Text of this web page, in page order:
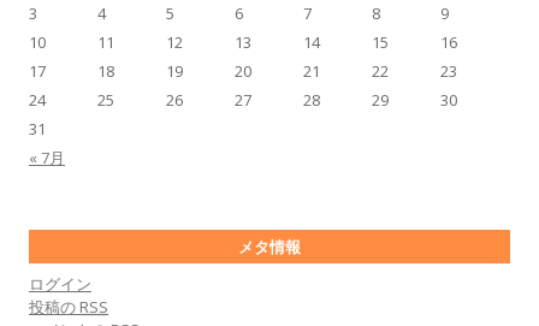
« 7月
3
4 5 6 7 8
9
10
11 12 13 14 15
16
17
18 19 20 21 22
23
24
25 26 27 28 29
30
31
メタ情報
ログイン
投稿の RSS